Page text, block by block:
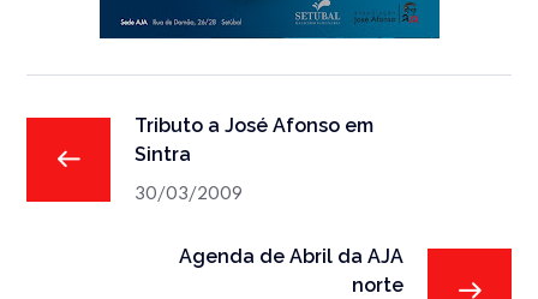
Tributo a José Afonso em
Sintra
30/03/2009
Agenda de Abril da AJA
norte